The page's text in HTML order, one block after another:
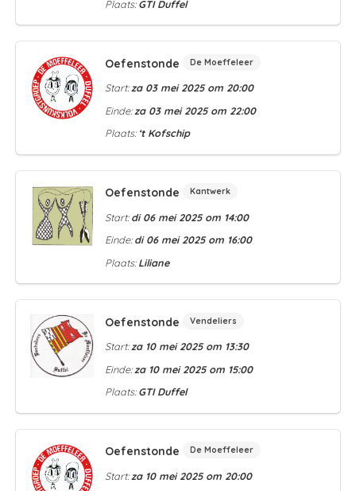
Plaats:GTI Duffel
Oefenstonde De Moeffeleer
Start:za 03 mei 2025 om 20:00
Einde:za 03 mei 2025 om 22:00
Plaats: ‘t Kofschip
Oefenstonde Kantwerk
Start:di 06 mei 2025 om 14:00
Einde:di 06 mei 2025 om 16:00
Plaats:Liliane
Oefenstonde Vendeliers
Start:za 10 mei 2025 om 13:30
Einde:za 10 mei 2025 om 15:00
Plaats:GTI Duffel
Oefenstonde De Moeffeleer
Start:za 10 mei 2025 om 20:00